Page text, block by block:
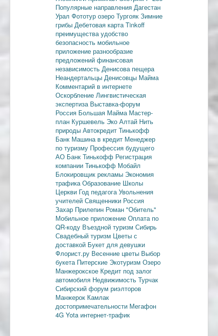
Популярные направления Дагестан
Урал Фототур озеро Тургояк Зимние
грибы Дебетовая картаTinkoff
преимуществаудобство
безопасность мобильное
приложение разнообразие
предложений финансовая
независимость Денисова пещера
Неандертальцы Денисовцы Майма
Комментарий в интернете
Оскорбление Лингвистическая
экспертиза Выставка-форум
Россия Большая Майма Мастер-
план Куршевель Эко Алтай Нить
природы Автокредит Тинькофф
Банк Машина в кредит Менеджер
по туризму Профессия будущего
АО Банк Тинькофф Регистрация
компании Тинькофф Мобайл
Блокировщик рекламы Экономия
трафикаОбразование Школы
Церкви Год педагогаУвольнения
учителей Священники Россия
Захар Прилепин Роман "Обитель"
Мобильное приложение Оплата по
QR-коду Въездной туризм Сибирь
Свадебный туризм Цветы с
доставкой Букет для девушки
Флорист.ру Весенние цветы Выбор
букета Питерские Экотуризм Озеро
Манжерокское Кредит под залог
автомобиля Недвижимость Турчак
Сибирский форум риэлторов
Манжерок Камлак
достопримечательности Мегафон
4G Yota интернет-трафик